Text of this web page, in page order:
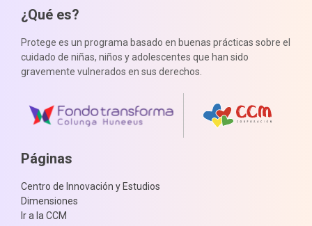
¿Qué es?
Protege es un programa basado en buenas prácticas sobre el
cuidado de niñas, niños y adolescentes que han sido
gravemente vulnerados en sus derechos.
Páginas
Centro de Innovación y Estudios
Dimensiones
Ir a la CCM